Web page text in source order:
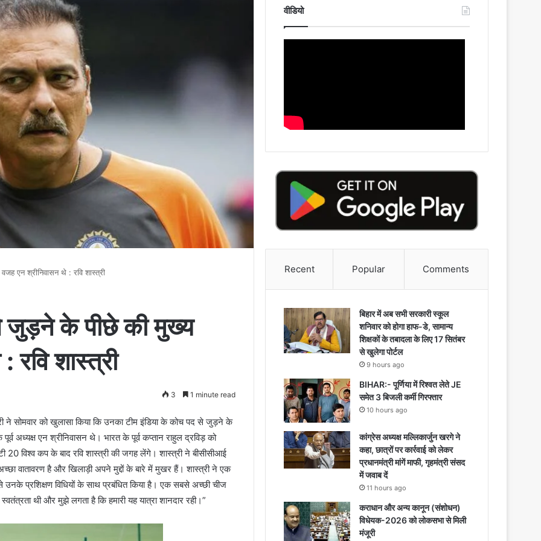
एन श्रीनिवासन थे : रवि शास्त्री
जुड़ने के पीछे की मुख्य
रवि शास्त्री
3 1 minute read
ने सोमवार को खुलासा किया कि उनका टीम इंडिया के कोच पद से जुड़ने के
अध्यक्ष एन श्रीनिवासन थे। भारत के पूर्व कप्तान राहुल द्रविड़ को
20 विश्व कप के बाद रवि शास्त्री की जगह लेंगे। शास्त्री ने बीसीसीआई
वातावरण है और खिलाड़ी अपने मुद्दों के बारे में मुखर हैं। शास्त्री ने एक
प्रशिक्षण विधियों के साथ प्रबंधित किया है। एक सबसे अच्छी चीज
थी और मुझे लगता है कि हमारी यह यात्रा शानदार रही।”
वीडियो
Recent Popular Comments
बिहार में अब सभी सरकारी स्कूल
शनिवार को होगा हाफ-डे, सामान्य
शिक्षकों के तबादला के लिए 17 सितंबर
से खुलेगा पोर्टल
9 hours ago
BIHAR:- पूर्णिया में रिश्वत लेते JE
समेत 3 बिजली कर्मी गिरफ्तार
10 hours ago
कांग्रेस अध्यक्ष मल्लिकार्जुन खरगे ने
कहा, छात्रों पर कार्रवाई को लेकर
प्रधानमंत्री मांगें माफी, गृहमंत्री संसद
में जवाब दें
11 hours ago
कराधान और अन्य कानून (संशोधन)
विधेयक-2026 को लोकसभा से मिली
मंजूरी